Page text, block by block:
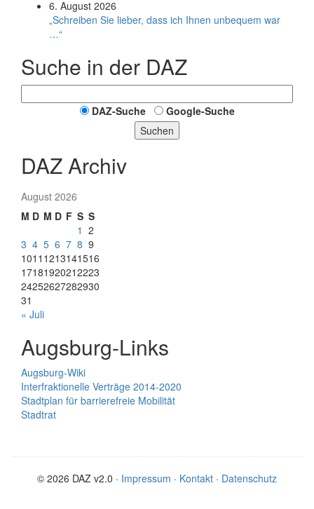
6. August 2026
„Schreiben Sie lieber, dass ich Ihnen unbequem war
…“
Suche in der DAZ
DAZ-Suche
Google-Suche
Suchen
DAZ Archiv
August 2026
M D M D F S S
1 2
3 4 5 6 7 8 9
1011 1213141516
17181920212223
24252627282930
31
« Juli
Augsburg-Links
Augsburg-Wiki
Interfraktionelle Verträge 2014-2020
Stadtplan für barrierefreie Mobilität
Stadtrat
© 2026 DAZ v2.0 · Impressum · Kontakt · Datenschutz